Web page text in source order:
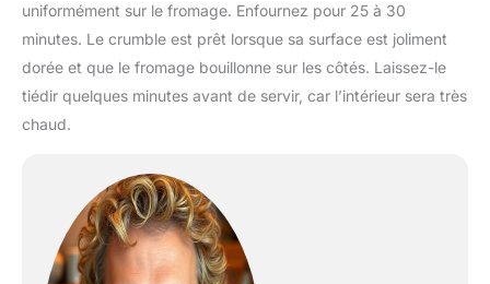
uniformément sur le fromage. Enfournez pour 25 à 30
minutes. Le crumble est prêt lorsque sa surface est joliment
dorée et que le fromage bouillonne sur les côtés. Laissez-le
tiédir quelques minutes avant de servir, car l’intérieur sera très
chaud.